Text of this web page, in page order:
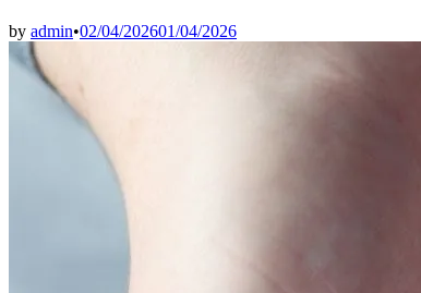
by admin•02/04/202601/04/2026